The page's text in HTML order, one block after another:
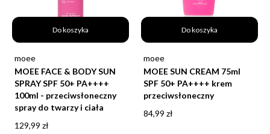
Do koszyka
MOEE FACE & BODY SUN
SPRAY SPF 50+ PA++++
100ml - przeciwsłoneczny
spray do twarzy i ciała
Producent
moee
Cena
129,99 zł
Do koszyka
MOEE SUN CREAM 75ml
SPF 50+ PA++++ krem
przeciwsłoneczny
Producent
moee
Cena
84,99 zł